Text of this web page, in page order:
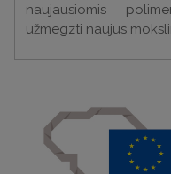
naujausiomis
užmegzti naujus